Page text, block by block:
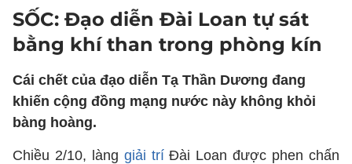
SỐC: Đạo diễn Đài Loan tự sát
bằng khí than trong phòng kín
Cái chết của đạo diễn Tạ Thần Dương đang
khiến cộng đồng mạng nước này không khỏi
bàng hoàng.
Chiều 2/10, làng giải trí Đài Loan được phen chấn